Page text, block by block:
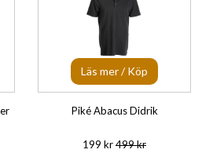
Läs mer / Köp
Piké Abacus Didrik
199 kr499 kr